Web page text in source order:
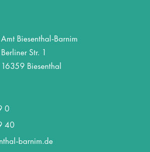
890
sit amet, consectetuer adipiscing
ligula eget dolor. Aenean massa. Cum
Amt Biesenthal-Barnim
Berliner Str. 1
16359 Biesenthal
0
40
barnim.de